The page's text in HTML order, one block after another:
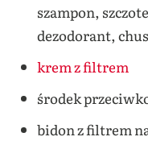
szampon,
dezodorant,
krem z filtrem
środek
bidon z filtrem